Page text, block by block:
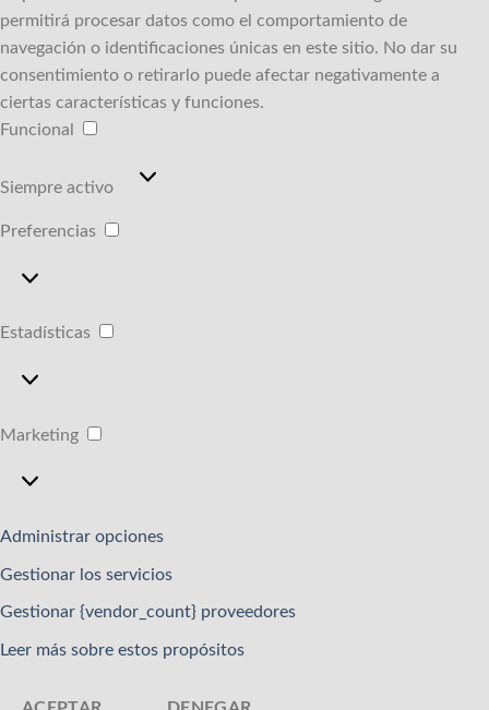
permitirá procesar datos como el comportamiento de
navegación o identificaciones únicas en este sitio. No dar su
consentimiento o retirarlo puede afectar negativamente a
ciertas características y funciones.
Funcional
Siempre activo
Preferencias
Preferencias
Estadísticas
Estadísticas
Marketing
Marketing
Administrar opciones
Gestionar los servicios
Gestionar {vendor_count} proveedores
Leer más sobre estos propósitos